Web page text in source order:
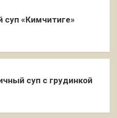
суп «Кимчитиге»
суп с грудинкой